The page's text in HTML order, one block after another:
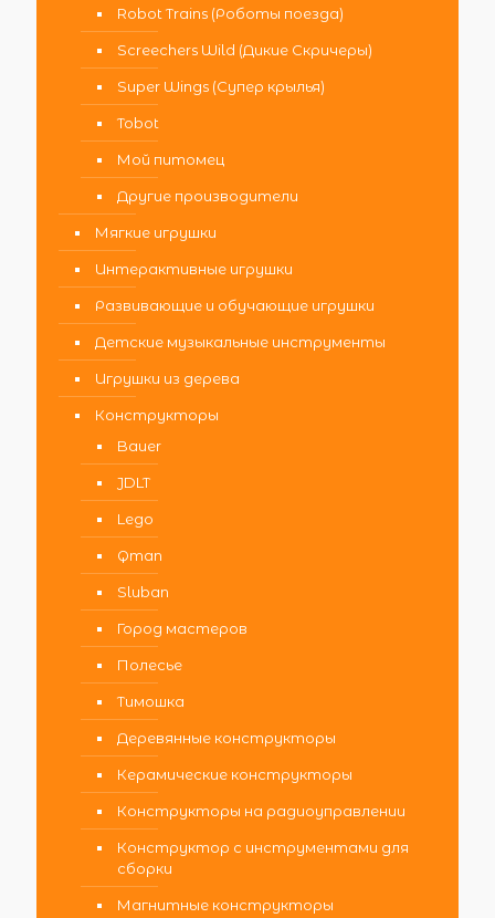
Robot Trains (Роботы поезда)
Screechers Wild (Дикие Скричеры)
Super Wings (Супер крылья)
Tobot
Мой питомец
Другие производители
Мягкие игрушки
Интерактивные игрушки
Развивающие и обучающие игрушки
Детские музыкальные инструменты
Игрушки из дерева
Конструкторы
Bauer
JDLT
Lego
Qman
Sluban
Город мастеров
Полесье
Тимошка
Деревянные конструкторы
Керамические конструкторы
Конструкторы на радиоуправлении
Конструктор с инструментами для
сборки
Магнитные конструкторы